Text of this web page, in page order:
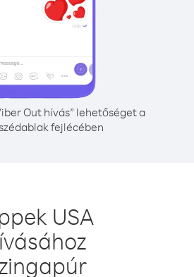
Out hívás” lehetőséget a
fejlécében
USA